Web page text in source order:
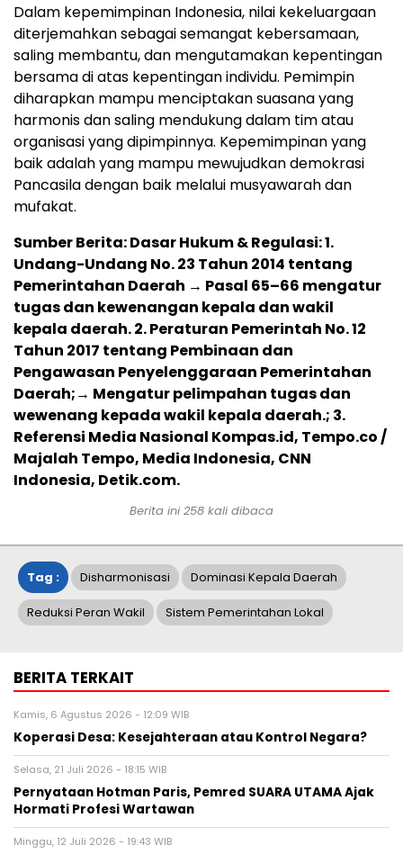
Dalam kepemimpinan Indonesia, nilai kekeluargaan
diterjemahkan sebagai semangat kebersamaan,
saling membantu, dan mengutamakan kepentingan
bersama di atas kepentingan individu. Pemimpin
diharapkan mampu menciptakan suasana yang
harmonis dan saling mendukung dalam tim atau
organisasi yang dipimpinnya. Kepemimpinan yang
baik adalah yang mampu mewujudkan demokrasi
Pancasila dengan baik melalui musyawarah dan
mufakat.
Sumber Berita: Dasar Hukum & Regulasi: 1.
Undang-Undang No. 23 Tahun 2014 tentang
Pemerintahan Daerah → Pasal 65–66 mengatur
tugas dan kewenangan kepala dan wakil
kepala daerah. 2. Peraturan Pemerintah No. 12
Tahun 2017 tentang Pembinaan dan
Pengawasan Penyelenggaraan Pemerintahan
Daerah;→ Mengatur pelimpahan tugas dan
wewenang kepada wakil kepala daerah.; 3.
Referensi Media Nasional Kompas.id, Tempo.co /
Majalah Tempo, Media Indonesia, CNN
Indonesia, Detik.com.
Berita ini 258 kali dibaca
Tag : Disharmonisasi Dominasi Kepala Daerah
Reduksi Peran Wakil Sistem Pemerintahan Lokal
BERITA TERKAIT
Kamis, 6 Agustus 2026 - 12:09 WIB
Koperasi Desa: Kesejahteraan atau Kontrol Negara?
Selasa, 21 Juli 2026 - 18:15 WIB
Pernyataan Hotman Paris, Pemred SUARA UTAMA Ajak
Hormati Profesi Wartawan
Minggu, 12 Juli 2026 - 19:43 WIB